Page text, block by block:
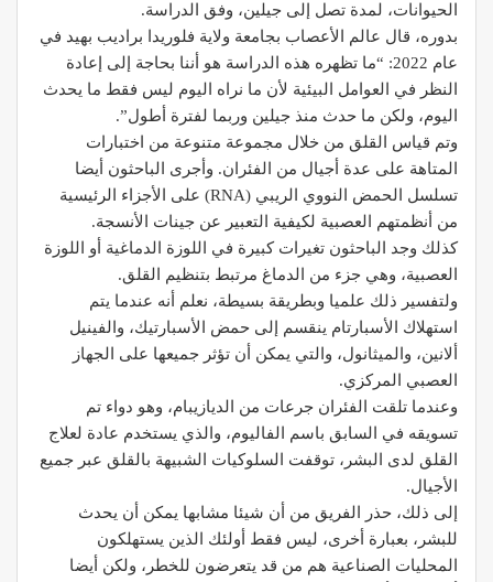
الحيوانات، لمدة تصل إلى جيلين، وفق الدراسة.
بدوره، قال عالم الأعصاب بجامعة ولاية فلوريدا براديب بهيد في
عام 2022: “ما تظهره هذه الدراسة هو أننا بحاجة إلى إعادة
النظر في العوامل البيئية لأن ما نراه اليوم ليس فقط ما يحدث
اليوم، ولكن ما حدث منذ جيلين وربما لفترة أطول”.
وتم قياس القلق من خلال مجموعة متنوعة من اختبارات
المتاهة على عدة أجيال من الفئران. وأجرى الباحثون أيضا
تسلسل الحمض النووي الريبي (RNA) على الأجزاء الرئيسية
من أنظمتهم العصبية لكيفية التعبير عن جينات الأنسجة.
كذلك وجد الباحثون تغيرات كبيرة في اللوزة الدماغية أو اللوزة
العصبية، وهي جزء من الدماغ مرتبط بتنظيم القلق.
ولتفسير ذلك علميا وبطريقة بسيطة، نعلم أنه عندما يتم
استهلاك الأسبارتام ينقسم إلى حمض الأسبارتيك، والفينيل
ألانين، والميثانول، والتي يمكن أن تؤثر جميعها على الجهاز
العصبي المركزي.
وعندما تلقت الفئران جرعات من الديازيبام، وهو دواء تم
تسويقه في السابق باسم الفاليوم، والذي يستخدم عادة لعلاج
القلق لدى البشر، توقفت السلوكيات الشبيهة بالقلق عبر جميع
الأجيال.
إلى ذلك، حذر الفريق من أن شيئا مشابها يمكن أن يحدث
للبشر، بعبارة أخرى، ليس فقط أولئك الذين يستهلكون
المحليات الصناعية هم من قد يتعرضون للخطر، ولكن أيضا